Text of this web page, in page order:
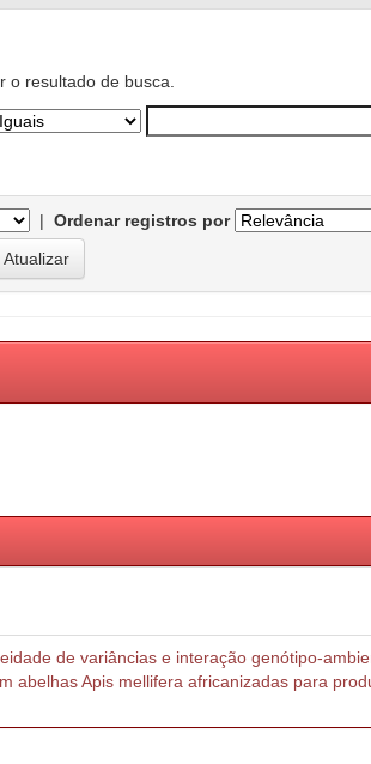
o resultado de busca.
| Ordenar registros por
de variâncias e interação genótipo-
abelhas Apis mellifera africanizadas para